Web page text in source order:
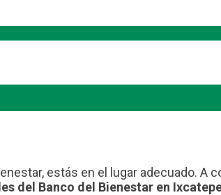
estás en el lugar adecuado. A
del Banco del Bienestar en